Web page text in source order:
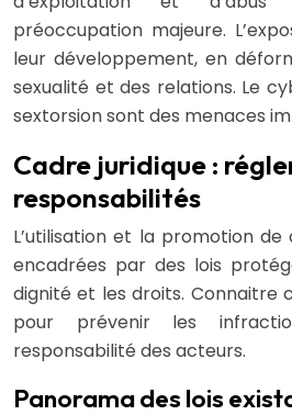
préoccupation majeure.
leur développement, en
sexualité et des relations. Le
sextorsion sont des menaces
Cadre juridique :
responsabilités
L’utilisation et la promotion
encadrées par des lois
dignité et les droits. Connaitre
pour prévenir les
responsabilité des acteurs.
Panorama des lois